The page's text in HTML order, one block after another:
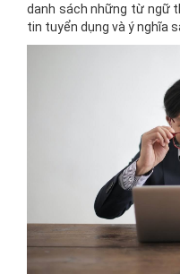
danh sách những từ ngữ
tin tuyển dụng và ý nghĩa